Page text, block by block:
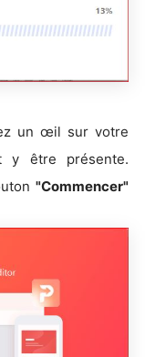
un œil sur votre
y être présente.
"Commencer"